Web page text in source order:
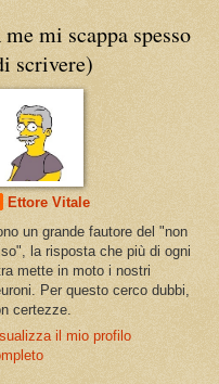
mi scappa spesso
scrivere)
Ettore Vitale
un grande fautore del "non
so", la risposta che più di ogni
mette in moto i nostri
Per questo cerco dubbi,
certezze.
il mio profilo